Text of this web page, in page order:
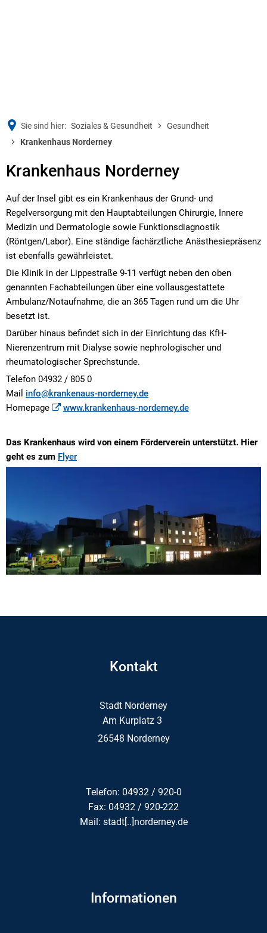
Sie sind hier: Soziales & Gesundheit
Gesundheit
Krankenhaus Norderney
Krankenhaus Norderney
Auf der Insel gibt es ein Krankenhaus der Grund- und
Regelversorgung mit den Hauptabteilungen Chirurgie, Innere
Medizin und Dermatologie sowie Funktionsdiagnostik
(Röntgen/Labor). Eine ständige fachärztliche Anästhesiepräsenz
ist ebenfalls gewährleistet.
Die Klinik in der Lippestraße 9-11 verfügt neben den oben
genannten Fachabteilungen über eine vollausgestattete
Ambulanz/Notaufnahme, die an 365 Tagen rund um die Uhr
besetzt ist.
Darüber hinaus befindet sich in der Einrichtung das KfH-
Nierenzentrum mit Dialyse sowie nephrologischer und
rheumatologischer Sprechstunde.
Telefon 04932 / 805 0
Mail info@krankenaus-norderney.de
Homepage
www.krankenhaus-norderney.de
Das Krankenhaus wird von einem Förderverein unterstützt. Hier
geht es zum Flyer
Kontakt
Stadt Norderney
Am Kurplatz 3
26548 Norderney
Telefon: 04932 / 920-0
Fax: 04932 / 920-222
Mail: stadt[..]norderney.de
Informationen